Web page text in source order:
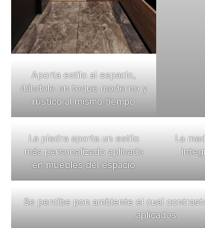
Aporta estilo al espacio,
dándole un toque moderno y
rústico al mismo tiempo
La piedra aporta un estilo
más personalizado aplicado
en muebles del espacio
La
Se percibe pon ambiente el cual
aplicados